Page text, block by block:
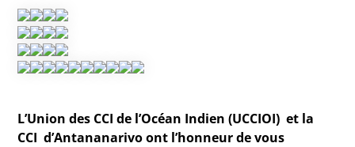
L’Union des CCI de l’Océan Indien (UCCIOI) et la
CCI d’Antananarivo ont l’honneur de vous